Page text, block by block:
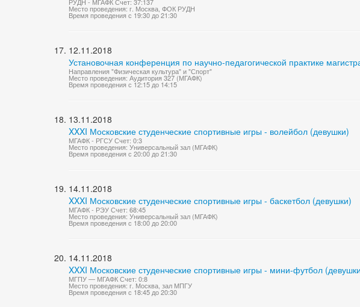
Место проведения: г. Москва, ФОК РУДН
Время проведения с 19:30 до 21:30
12.11.2018
Установочная конференция по научно-педагогической практике
Направления "Физическая культура" и "Спорт"
Место проведения: Аудитория 327 (МГАФК)
Время проведения с 12:15 до 14:15
13.11.2018
XXXI Московские студенческие спортивные игры - волейбол (девушки)
МГАФК - РГСУ Счет: 0:3
Место проведения: Универсальный зал (МГАФК)
Время проведения с 20:00 до 21:30
14.11.2018
XXXI Московские студенческие спортивные игры - баскетбол (девушки)
МГАФК - РЭУ Счет: 68:45
Место проведения: Универсальный зал (МГАФК)
Время проведения с 18:00 до 20:00
14.11.2018
XXXI Московские студенческие спортивные игры - мини-футбол
МГПУ — МГАФК Счет: 0:8
Место проведения: г. Москва, зал МПГУ
Время проведения с 18:45 до 20:30